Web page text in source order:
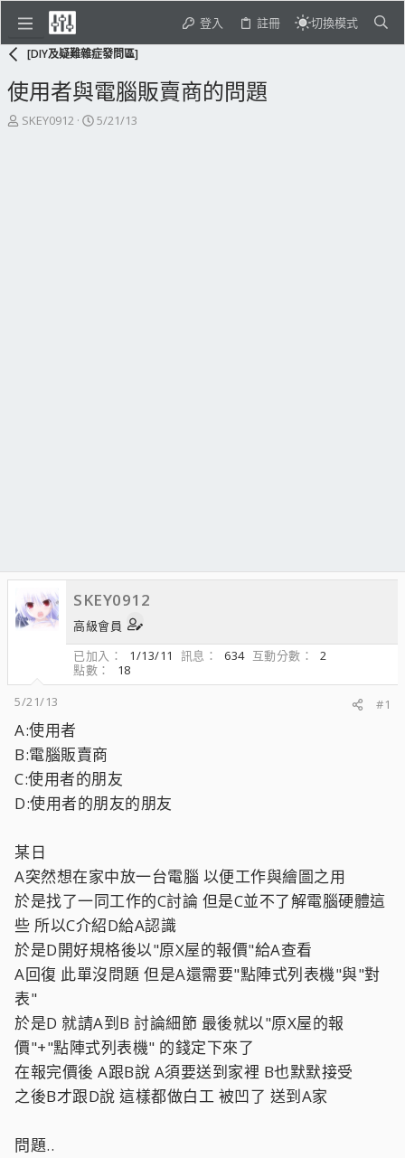
登入 註冊 切換模式
[DIY及疑難雜症發問區]
使用者與電腦販賣商的問題
主
SKEY0912
開
5/21/13
SKEY0912
高級會員
已加入
1/13/11 訊息 634 互動分數
2
點數
18
5/21/13
#1
A:使用者
B:電腦販賣商
C:使用者的朋友
D:使用者的朋友的朋友
某日
A突然想在家中放一台電腦 以便工作與繪圖之用
於是找了一同工作的C討論 但是C並不了解電腦硬體這
些 所以C介紹D給A認識
於是D開好規格後以"原X屋的報價"給A查看
A回復 此單沒問題 但是A還需要"點陣式列表機"與"對
表"
於是D 就請A到B 討論細節 最後就以"原X屋的報
價"+"點陣式列表機" 的錢定下來了
在報完價後 A跟B說 A須要送到家裡 B也默默接受
之後B才跟D說 這樣都做白工 被凹了 送到A家
問題..